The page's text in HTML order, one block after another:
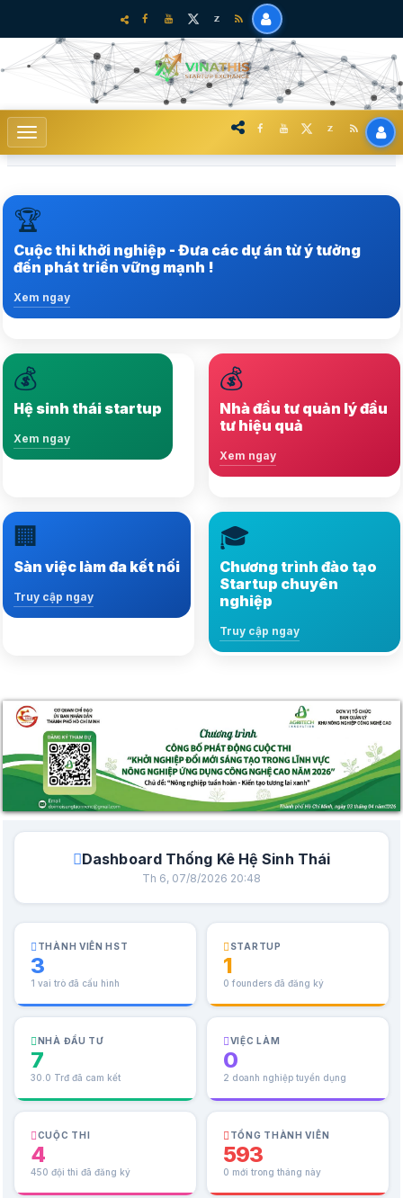
🏆
Cuộc thi khởi nghiệp - Đưa các dự án từ ý tưởng
đến phát triển vững mạnh !
Xem ngay
Trong hệ sinh thái khởi nghiệp sáng tạo tại Việt Nam
Xem ngay
💰
Hệ sinh thái startup
Xem ngay
Nâng tầm hệ sinh thái
Startup lên vị thế mới,
phát triển bền vững
Xem ngay
💰
Nhà đầu tư quản lý đầu
tư hiệu quả
Xem ngay
Lựa chọ nhiều startup
🏢
Sàn việc làm đa kết nối
Truy cập ngay
Kết nối hàng ngàn việc
làm, nhà tuyển dụng và
ứng viên tiềm năng
🎓
Chương trình đào tạo
Startup chuyên
nghiệp
Truy cập ngay
Nội dung đa dạng, kiến
phong phú
Dashboard Thống Kê Hệ Sinh Thái
Th 6, 07/8/2026 20:48
THÀNH VIÊN HST
3
1 vai trò đã cấu hình
STARTUP
1
0 founders đã đăng ký
NHÀ ĐẦU TƯ
7
30.0 Trđ đã cam kết
VIỆC LÀM
0
2 doanh nghiệp tuyển dụng
CUỘC THI
4
450 đội thi đã đăng ký
TỔNG THÀNH VIÊN
593
0 mới trong tháng này